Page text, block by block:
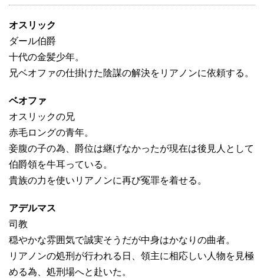
オスリック
ダール伯爵
十代の金髪少年。
兄ベオファの仕掛けた陰謀の解決をリアノンに依頼する。
ベオファ
オスリックの兄
赤毛ロングの青年。
妾腹の子の為、爵位は継げなかったが現在は後見人として
伯爵領を牛耳っている。
貴族の力を使いリアノンに再び冤罪を着せる。
アデルマス
司教
穏やかな雰囲気で誠実そうだが中身はかなりの曲者。
リアノンの処刑が行われる日、領主に相応しい人物を見極
める為、処刑場へと赴いた。